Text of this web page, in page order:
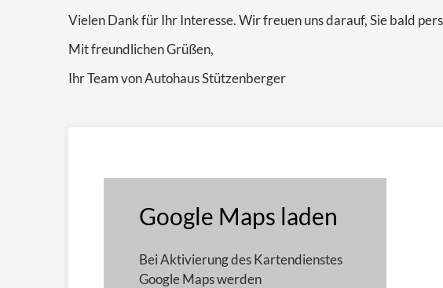
Vielen Dank für Ihr Interesse. Wir freuen uns darauf, Sie bald
Mit freundlichen Grüßen,
Ihr Team von Autohaus Stützenberger
Google Maps laden
Bei Aktivierung des Kartendienstes
Google Maps werden